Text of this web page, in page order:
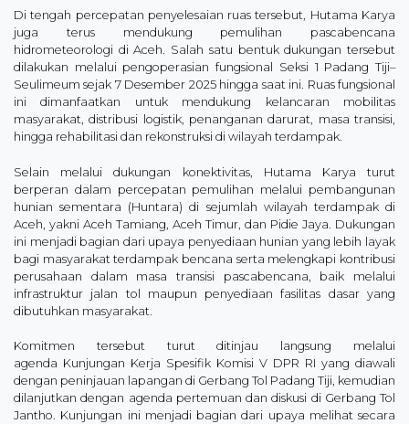
Di tengah percepatan penyelesaian ruas tersebut, Hutama Karya
juga terus mendukung pemulihan pascabencana
hidrometeorologi di Aceh. Salah satu bentuk dukungan tersebut
dilakukan melalui pengoperasian fungsional Seksi 1 Padang Tiji–
Seulimeum sejak 7 Desember 2025 hingga saat ini. Ruas fungsional
ini dimanfaatkan untuk mendukung kelancaran mobilitas
masyarakat, distribusi logistik, penanganan darurat, masa transisi,
hingga rehabilitasi dan rekonstruksi di wilayah terdampak.
Selain melalui dukungan konektivitas, Hutama Karya turut
berperan dalam percepatan pemulihan melalui pembangunan
hunian sementara (Huntara) di sejumlah wilayah terdampak di
Aceh, yakni Aceh Tamiang, Aceh Timur, dan Pidie Jaya. Dukungan
ini menjadi bagian dari upaya penyediaan hunian yang lebih layak
bagi masyarakat terdampak bencana serta melengkapi kontribusi
perusahaan dalam masa transisi pascabencana, baik melalui
infrastruktur jalan tol maupun penyediaan fasilitas dasar yang
dibutuhkan masyarakat.
Komitmen tersebut turut ditinjau langsung melalui
agenda Kunjungan Kerja Spesifik Komisi V DPR RI yang diawali
dengan peninjauan lapangan di Gerbang Tol Padang Tiji, kemudian
dilanjutkan dengan agenda pertemuan dan diskusi di Gerbang Tol
Jantho. Kunjungan ini menjadi bagian dari upaya melihat secara